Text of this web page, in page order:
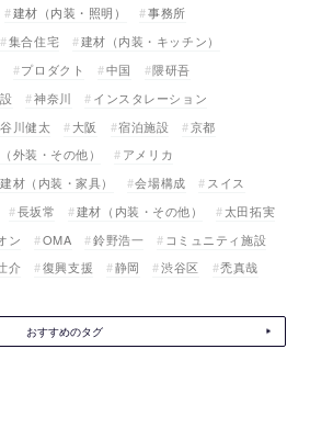
建材（内装・照明）
事務所
集合住宅
建材（内装・キッチン）
プロダクト 中国
隈研吾
神奈川
インスタレーション
川健太 大阪 宿泊施設
京都
外装・その他）
アメリカ
建材（内装・家具） 会場構成
スイス
長坂常 建材（内装・その他）
太田拓実
ン OMA 鈴野浩一
コミュニティ施設
介 復興支援 静岡 渋谷区 禿真哉
おすすめのタグ